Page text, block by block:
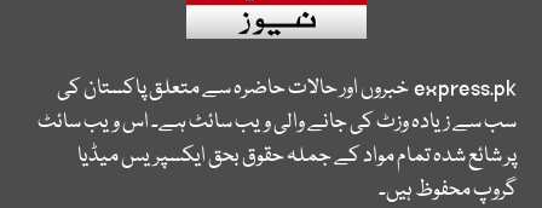
express.pkخبروں اور حالات حاضرہ سے متعلق پاکستان کی
سب سے زیادہ وزٹ کی جانے والی ویب سائٹ ہے۔ اس ویب سائٹ
پر شائع شدہ تمام مواد کے جملہ حقوق بحق ایکسپریس میڈیا
گروپ محفوظ ہیں۔